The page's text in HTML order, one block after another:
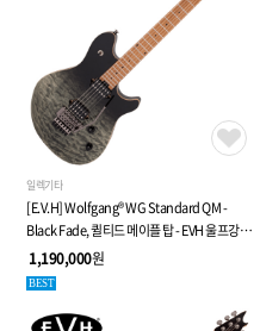
일렉기타
[E.V.H] Wolfgang® WG Standard QM -
Black Fade, 퀼티드 메이플 탑 - EVH 울프강
스탠다드 시리즈
1,190,000원
BEST